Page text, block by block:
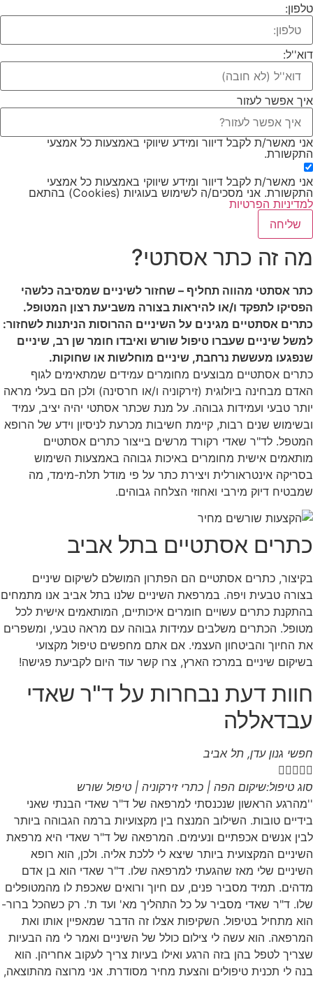
טלפון:
דוא''ל:
איך אפשר לעזור
אני מאשר/ת לקבל דיוור ומידע שיווקי באמצעות כל אמצעי
התקשורת.
אני מאשר/ת לקבל דיוור ומידע שיווקי באמצעות כל אמצעי
התקשורת. אני מסכים/ה לשימוש בעוגיות (Cookies) בהתאם
למדיניות הפרטיות
שליחה
מה זה כתר אסתטי?
כתר אסתטי מהווה תחליף – שחזור לשיניים שמסיבה כלשהי
הפסיקו לתפקד ו/או להיראות בצורה משביעת רצון המטופל.
כתרים אסתטיים מגינים על השיניים ההרוסות הניתנות לשחזור:
למשל שיניים שעברו טיפול שורש ואיבדו חומר שן רב, שיניים
שנפגעו מעששת נרחבת, שיניים מוחלשות או שחוקות.
כתרים אסתטיים מבוצעים מחומרים עמידים שמתאימים לגוף
האדם מבחינה ביולוגית (זירקוניה ו/או חרסינה) ולכן הם בעלי מראה
יותר טבעי ועמידות גבוהה. על מנת שכתר אסתטי יהיה יציב, עמיד
ובשימוש שנים רבות, קיימת חשיבות מכרעת לניסיון וידע של הרופא
המטפל. לד"ר שאדי רקורד מרשים בייצור כתרים אסתטיים
מותאמים אישית מחומרים באיכות גבוהה באמצעות השימוש
בסריקה אינטראורלית ויצירת כתר על פי מודל תלת-מימד, מה
שמבטיח דיוק מירבי ואחוזי הצלחה גבוהים.
כתרים אסתטיים בתל אביב
בקיצור, כתרים אסתטיים הם הפתרון המושלם לשיקום שיניים
בצורה טבעית ויפה. במרפאת השיניים שלנו בתל אביב אנו מתמחים
בהתקנת כתרים עשויים חומרים איכותיים, המותאמים אישית לכל
מטופל. הכתרים משלבים עמידות גבוהה עם מראה טבעי, ומשפרים
את החיוך והביטחון העצמי. אם אתם מחפשים טיפול מקצועי
בשיקום שיניים במרכז הארץ, צרו קשר עוד היום לקביעת פגישה!
חוות דעת נבחרות על ד"ר שאדי
עבדאללה
חפשי גנון עדן, תל אביב

סוג טיפול:שיקום הפה | כתרי זירקוניה | טיפול שורש
''מהרגע הראשון שנכנסתי למרפאה של ד"ר שאדי הבנתי שאני
בידיים טובות. השילוב המנצח בין מקצועיות ברמה הגבוהה ביותר
לבין אנשים אכפתיים ונעימים. המרפאה של ד"ר שאדי היא מרפאת
השיניים המקצועית ביותר שיצא לי ללכת אליה. ולכן, הוא רופא
השיניים שלי מאז שהגעתי למרפאה שלו. ד"ר שאדי הוא בן אדם
מדהים. תמיד מסביר פנים, עם חיוך ורואים שאכפת לו מהמטופלים
שלו. ד"ר שאדי מסביר על כל התהליך מא' ועד ת'. רק כשהכל ברור-
הוא מתחיל בטיפול. השקיפות אצלו זה הדבר שמאפיין אותו ואת
המרפאה. הוא עשה לי צילום כולל של השיניים ואמר לי מה הבעיות
שצריך לטפל בהן בזה הרגע ואילו בעיות צריך לעקוב אחריהן. הוא
בנה לי תכנית טיפולים והצעת מחיר מסודרת. אני מרוצה מהתוצאה,